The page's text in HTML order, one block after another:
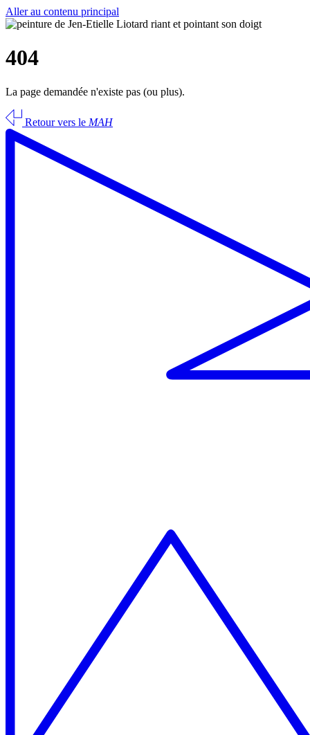
Aller au contenu principal
404
La page demandée n'existe pas (ou plus).
Retour vers le MAH